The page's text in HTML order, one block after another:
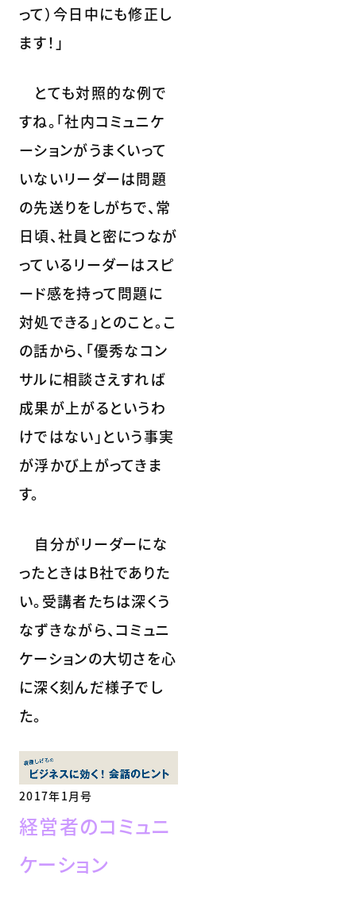
って）今日中にも修正し
ます！」
とても対照的な例で
すね。「社内コミュニケ
ーションがうまくいって
いないリーダーは問題
の先送りをしがちで、常
日頃、社員と密につなが
っているリーダーはスピ
ード感を持って問題に
対処できる」とのこと。こ
の話から、「優秀なコン
サルに相談さえすれば
成果が上がるというわ
けではない」という事実
が浮かび上がってきま
す。
自分がリーダーにな
ったときはB社でありた
い。受講者たちは深くう
なずきながら、コミュニ
ケーションの大切さを心
に深く刻んだ様子でし
た。
2017年1月号
経営者のコミュニ
ケーション